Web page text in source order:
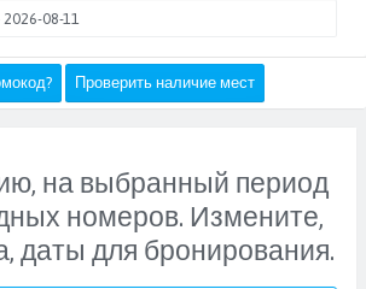
Проверить наличие мест
на выбранный период
номеров. Измените,
даты для бронирования.